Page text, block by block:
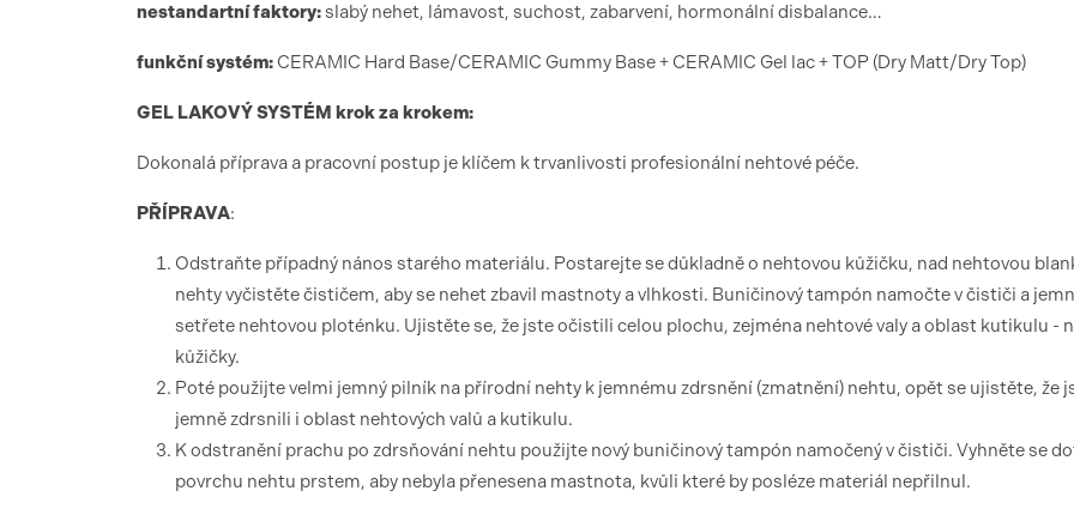
nestandartní faktory:slabý nehet, lámavost, suchost, zabarvení, hormonální disbalance…
funkční systém:CERAMIC Hard Base/CERAMIC Gummy Base + CERAMIC Gel lac + TOP (Dry Matt/Dry Top)
GEL LAKOVÝ SYSTÉM krok za krokem:
Dokonalá příprava a pracovní postup je klíčem k trvanlivosti profesionální nehtové péče.
PŘÍPRAVA:
Odstraňte případný nános starého materiálu. Postarejte se důkladně o nehtovou kůžičku, nad nehtovou
nehty vyčistěte čističem, aby se nehet zbavil mastnoty a vlhkosti. Buničinový tampón namočte v čističi a
setřete nehtovou ploténku. Ujistěte se, že jste očistili celou plochu, zejména nehtové valy a oblast kutikulu -
kůžičky.
Poté použijte velmi jemný pilník na přírodní nehty k jemnému zdrsnění (zmatnění) nehtu, opět se ujistěte, že
jemně zdrsnili i oblast nehtových valů a kutikulu.
K odstranění prachu po zdrsňování nehtu použijte nový buničinový tampón namočený v čističi. Vyhněte se
povrchu nehtu prstem, aby nebyla přenesena mastnota, kvůli které by posléze materiál nepřilnul.